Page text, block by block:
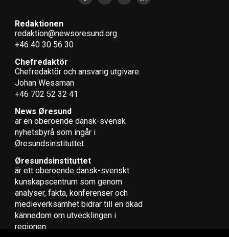
Redaktionen
redaktion@newsoresund.org
+46 40 30 56 30
Chefredaktör
Chefredaktör och ansvarig utgivare:
Johan Wessman
+46 702 52 32 41
News Øresund
är en oberoende dansk-svensk
nyhets­byrå som ingår i
Øresundsinstituttet.
Øresundsinstituttet
är ett oberoende dansk-svenskt
kunskapscentrum som genom
analyser, fakta, konferenser och
medieverksamhet bidrar till en ökad
kännedom om utvecklingen i
regionen.